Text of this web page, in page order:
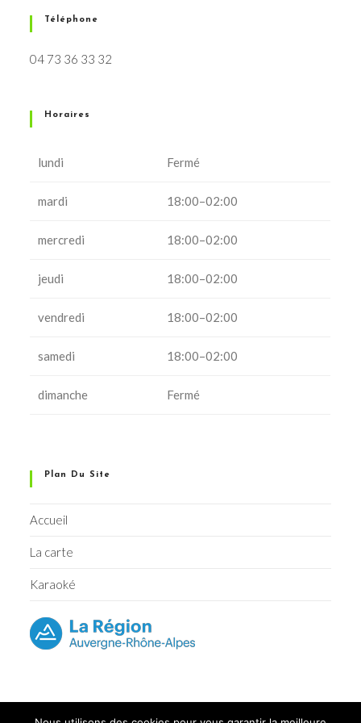
Téléphone
04 73 36 33 32
Horaires
lundi Fermé
mardi 18:00–02:00
mercredi 18:00–02:00
jeudi 18:00–02:00
vendredi 18:00–02:00
samedi 18:00–02:00
dimanche Fermé
Plan Du Site
Accueil
La carte
Karaoké